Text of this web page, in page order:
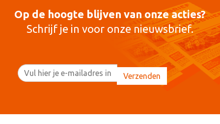
Op de hoogte blijven van onze acties?
Schrijf je in voor onze nieuwsbrief.